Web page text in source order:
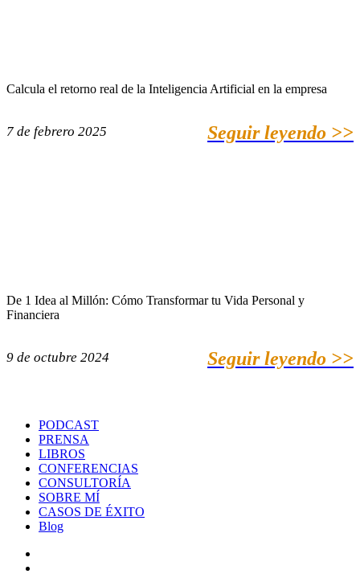
Calcula el retorno real de la Inteligencia Artificial en la empresa
7 de febrero 2025 Seguir leyendo >>
De 1 Idea al Millón: Cómo Transformar tu Vida Personal y
Financiera
9 de octubre 2024 Seguir leyendo >>
PODCAST
PRENSA
LIBROS
CONFERENCIAS
CONSULTORÍA
SOBRE MÍ
CASOS DE ÉXITO
Blog